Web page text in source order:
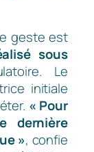
geste est
sous
Le
initiale
« Pour
dernière
», confie